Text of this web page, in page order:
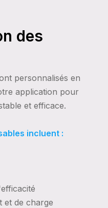
des
personnalisés en
application pour
et efficace.
incluent :
et de charge